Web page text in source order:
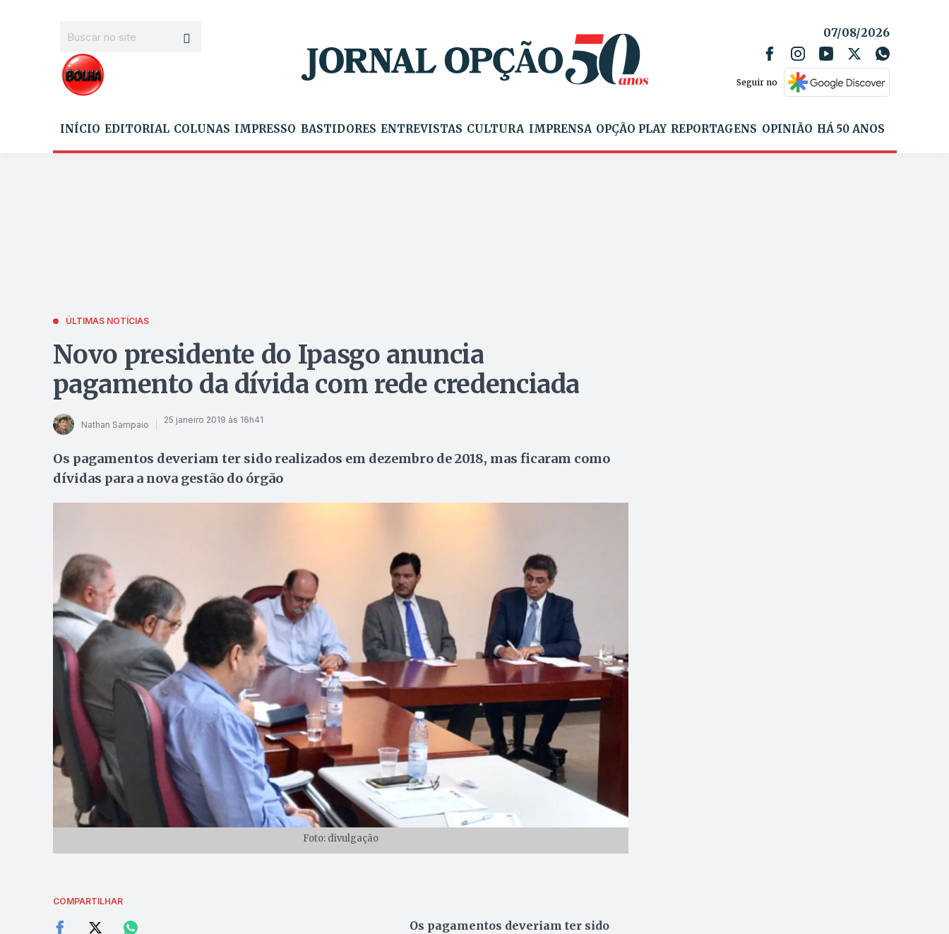
07/08/2026
Seguir no
INÍCIO EDITORIAL COLUNAS IMPRESSO BASTIDORES ENTREVISTAS CULTURA IMPRENSA OPÇÃO PLAY REPORTAGENS OPINIÃO HÁ 50 ANOS
ÚLTIMAS NOTÍCIAS
Novo presidente do Ipasgo anuncia
pagamento da dívida com rede credenciada
Nathan Sampaio 25 janeiro 2019 às 16h41
Os pagamentos deveriam ter sido realizados em dezembro de 2018, mas ficaram como
dívidas para a nova gestão do órgão
Foto: divulgação
COMPARTILHAR
Os pagamentos deveriam ter sido